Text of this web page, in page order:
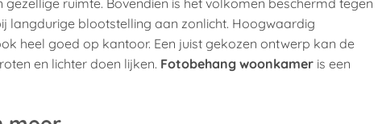
langdurige blootstelling aan zonlicht. Hoogwaardig
heel goed op kantoor. Een juist gekozen ontwerp kan de
en lichter doen lijken. Fotobehang woonkamer is een